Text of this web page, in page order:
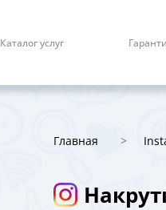
Каталог услуг
Главная